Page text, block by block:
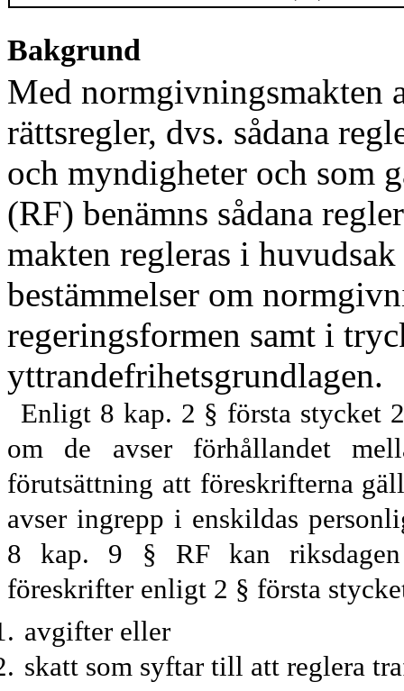
Bakgrund
Med normgivningsmakten
rättsregler, dvs. sådana
och myndigheter och som
(RF) benämns sådana
makten regleras i
bestämmelser om norm
regeringsformen samt i
yttrandefrihetsgrundlagen.
Enligt 8 kap. 2 § första stycket
om de avser förhållandet
förutsättning att föreskrifterna
avser ingrepp i enskildas
8 kap. 9 § RFkan riks
föreskrifter enligt 2 § första
avgifter eller
skatt som syftar till att reglera